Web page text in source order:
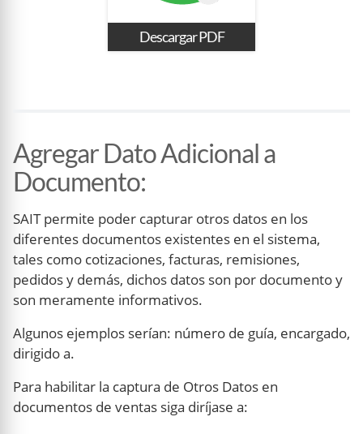
Descargar PDF
Agregar Dato Adicional a
Documento:
SAIT permite poder capturar otros datos en los
diferentes documentos existentes en el sistema,
tales como cotizaciones, facturas, remisiones,
pedidos y demás, dichos datos son por documento y
son meramente informativos.
Algunos ejemplos serían: número de guía, encargado,
dirigido a.
Para habilitar la captura de Otros Datos en
documentos de ventas siga diríjase a: